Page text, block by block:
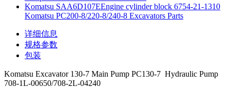
Komatsu SAA6D107EEngine cylinder block 6754-21-1310
Komatsu PC200-8/220-8/240-8 Excavators Parts
详细信息
规格参数
包装
Komatsu Excavator 130-7 Main Pump PC130-7 Hydraulic Pump
708-1L-00650/708-2L-04240